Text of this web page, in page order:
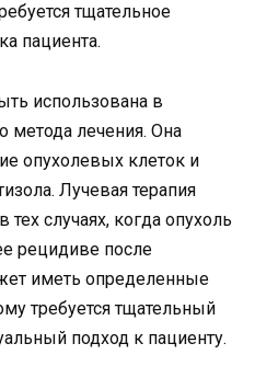
тщательное
пациента.
использована в
метода лечения. Она
опухолевых клеток и
Лучевая терапия
случаях, когда опухоль
рецидиве после
иметь определенные
требуется тщательный
подход к пациенту.